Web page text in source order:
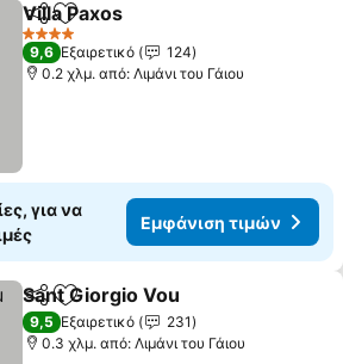
Κοινοποίηση
Προσθήκη στα αγαπημένα
Villa Paxos
4 Αστέρια
9,6 Εξαιρετικό
124
0.2 χλμ. από: Λιμάνι του Γάιου
για να
Εμφάνιση τιμών
Κοινοποίηση
Προσθήκη στα αγαπημένα
Sant Giorgio Vou
9,5 Εξαιρετικό
231
0.3 χλμ. από: Λιμάνι του Γάιου